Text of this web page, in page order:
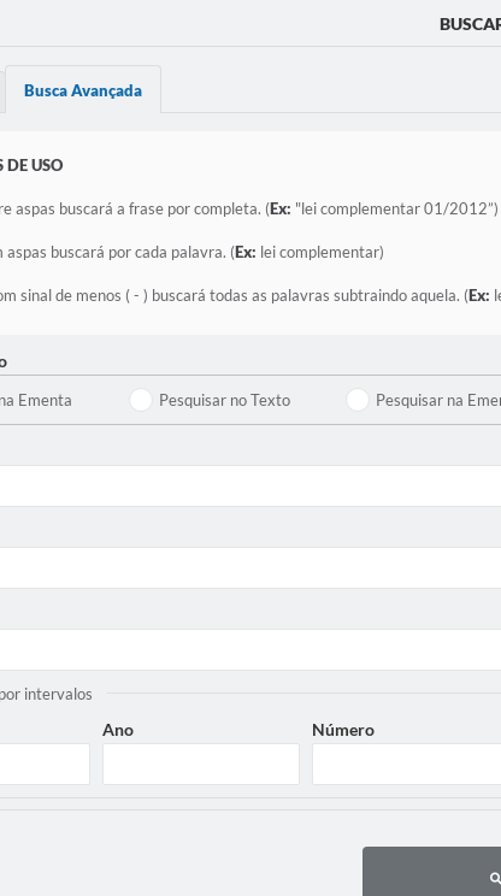
Busca Avançada
DE USO
aspas buscará a frase por completa. (Ex: "lei complementar 01/2012”)
aspas buscará por cada palavra. (Ex: lei complementar)
sinal de menos ( - ) buscará todas as palavras subtraindo aquela. (Ex:
Ementa Pesquisar no Texto Pesquisar na
intervalos
Ano Número